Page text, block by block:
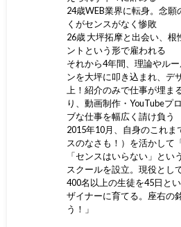
24歳WEB業界に転身。念
くがセンスがなく惨敗
26歳 大坪拓摩と出会い、
ントという形で雇われる
それから4年間、理論やル
ンを大坪に叩き込まれ、デ
上！紹介のみで仕事が埋ま
り、動画制作・YouTubeプ
ブな仕事を幅広く請け負う
2015年10月、自身のこれ
スのなさも！）を活かして
「センスはいらない」と
スクールを設立。現役とし
400名以上の生徒を45日と
ザイナーに育てる。座右の
う！」